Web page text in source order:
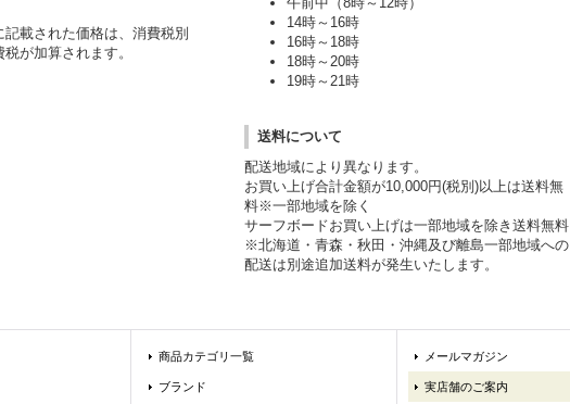
載された価格は、消費税別
が加算されます。
14時～16時
16時～18時
18時～20時
19時～21時
送料について
配送地域により異なります。
お買い上げ合計金額が10,000円(税別)以上は送料無
料※一部地域を除く
サーフボードお買い上げは一部地域を除き送料無料
※北海道・青森・秋田・沖縄及び離島一部地域への
配送は別途追加送料が発生いたします。
商品カテゴリ一覧
ブランド
メールマガジン
実店舗のご案内